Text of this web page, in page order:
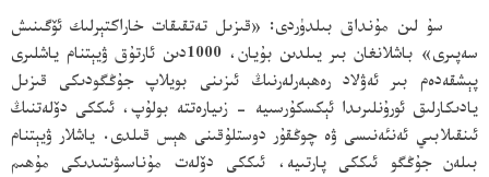
سۇ لىن مۇنداق بىلدۈردى: «قىزىل تەتقىقات خاراكتېرلىك ئۆگىنىش
سەپىرى» باشلانغان بىر يىلدىن بۇيان، 1000دىن ئارتۇق ۋيېتنام ياشلىرى
پېشقەدەم بىر ئەۋلاد رەھبەرلەرنىڭ ئىزىنى بويلاپ جۇڭگودىكى قىزىل
يادىكارلىق ئورۇنلىرىدا ئېكسكۇرسىيە - زىيارەتتە بولۇپ، ئىككى دۆلەتنىڭ
ئىنقىلابىي ئەنئەنىسى ۋە چوڭقۇر دوستلۇقىنى ھېس قىلدى. ياشلار ۋيېتنام
بىلەن جۇڭگو ئىككى پارتىيە، ئىككى دۆلەت مۇناسىۋىتىدىكى مۇھىم